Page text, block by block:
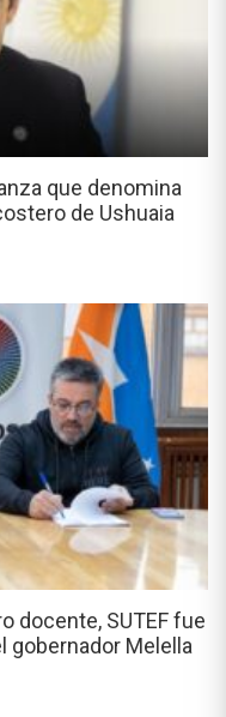
que denomina
de Ushuaia
docente, SUTEF fue
gobernador Melella